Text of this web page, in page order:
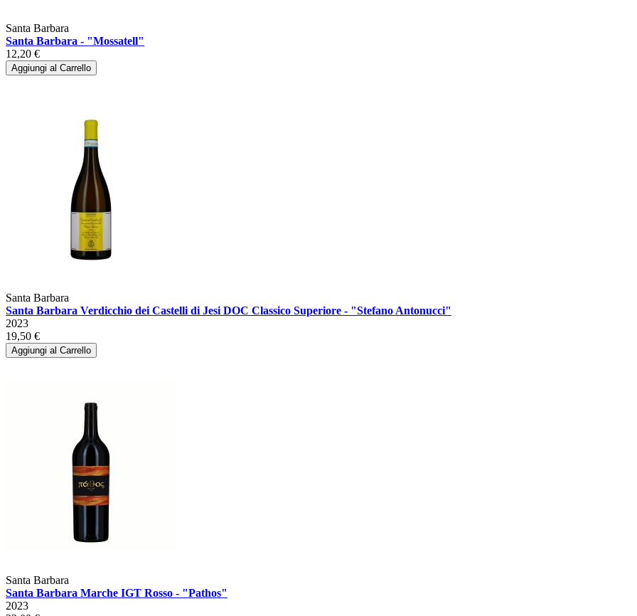
Santa Barbara
Santa Barbara - "Mossatell"
12,20 €
Aggiungi al Carrello
Santa Barbara
Santa Barbara Verdicchio dei Castelli di Jesi DOC Classico Superiore - "Stefano Antonucci"
2023
19,50 €
Aggiungi al Carrello
Santa Barbara
Santa Barbara Marche IGT Rosso - "Pathos"
2023